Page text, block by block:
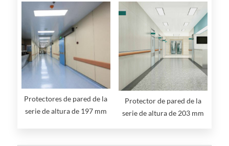
Protectores de pared de la
serie de altura de 197 mm
Protector de pared de la
serie de altura de 203 mm